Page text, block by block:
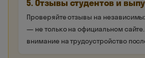
5. Отзывы студентов и
Проверяйте отзывы на
— не только на официальном
внимание на трудоустройство